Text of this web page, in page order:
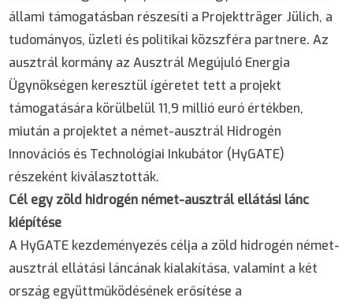
állami támogatásban részesíti a Projektträger Jülich, a
tudományos, üzleti és politikai közszféra partnere. Az
ausztrál kormány az Ausztrál Megújuló Energia
Ügynökségen keresztül ígéretet tett a projekt
támogatására körülbelül 11,9 millió euró értékben,
miután a projektet a német-ausztrál Hidrogén
Innovációs és Technológiai Inkubátor (HyGATE)
részeként kiválasztották.
Cél egy zöld hidrogén német-ausztrál ellátási lánc
kiépítése
A HyGATE kezdeményezés célja a zöld hidrogén német-
ausztrál ellátási láncának kialakítása, valamint a két
ország együttműködésének erősítése a